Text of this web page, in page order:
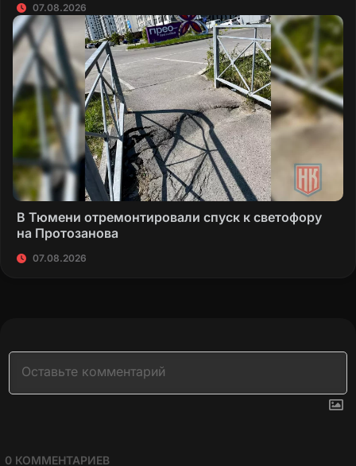
07.08.2026
В Тюмени отремонтировали спуск к светофору
на Протозанова
07.08.2026
0 КОММЕНТАРИЕВ